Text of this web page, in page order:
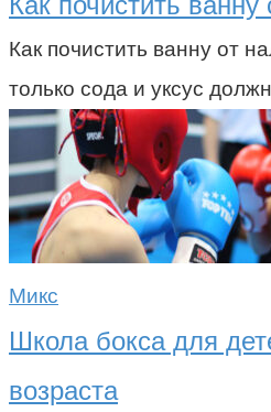
Как почистить ванну от
только сода и уксус
Микс
Школа бокса для
возраста